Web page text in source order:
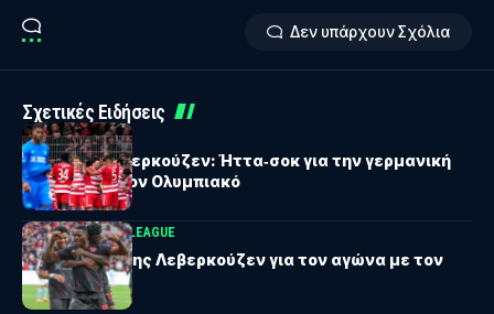
Δεν υπάρχουν Σχόλια
Σχετικές Ειδήσεις
BUNDESLIGA
Μπάγερν Λεβερκούζεν: Ήττα‑σοκ για την γερμανική
ομάδα πριν τον Ολυμπιακό
UEFA CHAMPIONS LEAGUE
Η εντεκάδα της Λεβερκούζεν για τον αγώνα με τον
Ολυμπιακό